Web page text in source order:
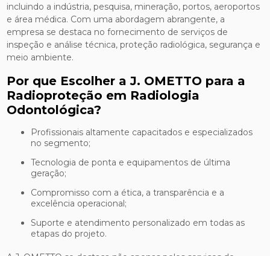
incluindo a indústria, pesquisa, mineração, portos, aeroportos
e área médica. Com uma abordagem abrangente, a
empresa se destaca no fornecimento de serviços de
inspeção e análise técnica, proteção radiológica, segurança e
meio ambiente.
Por que Escolher a J. OMETTO para a
Radioproteção em Radiologia
Odontológica?
Profissionais altamente capacitados e especializados
no segmento;
Tecnologia de ponta e equipamentos de última
geração;
Compromisso com a ética, a transparência e a
excelência operacional;
Suporte e atendimento personalizado em todas as
etapas do projeto.